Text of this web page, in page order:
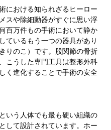
における知られざるヒーロー
スや除細動器がすぐに思い浮
百万件もの手術において静か
ているもう一つの器具があり
りのこ）です。股関節の骨折
こうした専門工具は整形外科
く進化することで手術の安全
いう人体でも最も硬い組織の
して設計されています。ホー